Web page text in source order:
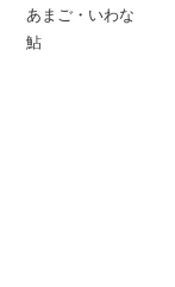
あまご・いわな
鮎